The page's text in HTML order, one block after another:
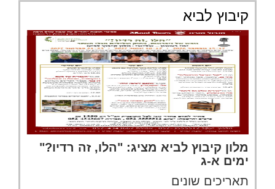
קיבוץ לביא
מלון קיבוץ לביא מציג: "הלו, זה רדיו?"
ימים א-ג
תאריכים שונים